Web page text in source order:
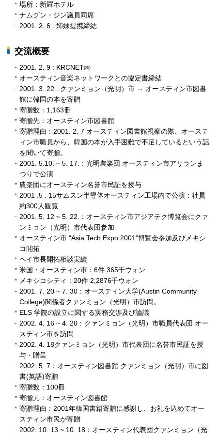
場所：新羅ホテル
ナムグン・ジン議員同席
2001. 2. 6 : 姉妹提携締結
交流概要
2001. 2. 9 : KRCNET㈱
オースティン音楽ネットワークとの協定書締結
2001. 3. 22 : クァンミョン（光明）市 → オースティン市図書
館に韓国の本を寄贈
寄贈数：1,163冊
寄贈先：オースティン市図書館
寄贈理由：2001. 2. 7 オースティン図書館視察の際、オーステ
ィン市職員から、韓国の本が入手困難で不足しているという話
を聞いて寄贈。
2001. 5.10. ~ 5. 17.：光明農楽団 オースティン市アリランま
つりで公演
農楽団にオースティン名誉市民証を授与
2001 .5 . 15サムスン半導体オースティン工場内で公演：社員
約300人観覧
2001. 5. 12 ~ 5. 22.：オースティン市アジアテク博覧会にクァ
ンミョン（光明）市代表団参加
オースティン市 “Asia Tech Expo 2001”博覧会参加及びメキシ
コ開拓
ヘイ市長開拓相談実績
米国・オースティン市：6件 365千ウォン
メキシコシティ：20件 2,2876千ウォン
2001. 7. 20 ~ 7. 30：オースティン大学(Austin Community
College)関係者クァンミョン（光明）市訪問。
ELS 学院の設立に関する実務交渉及び論議
2002. 4. 16 ~ 4. 20：クァンミョン（光明）市職員代表団 オー
スティン市を訪問
2002. 4. 18クァンミョン（光明）市代表団に名誉市民証を授
与・贈呈
2002. 5. 7：オースティン図書館 クァンミョン（光明）市に図
書(英語)寄贈
寄贈数：100冊
寄贈元：オースティン図書館
寄贈理由：2001年韓国書籍寄贈に感謝し、お礼を込めてオー
スティン市民が寄贈
2002. 10. 13 ~ 10. 18：オースティン代表団クァンミョン（光